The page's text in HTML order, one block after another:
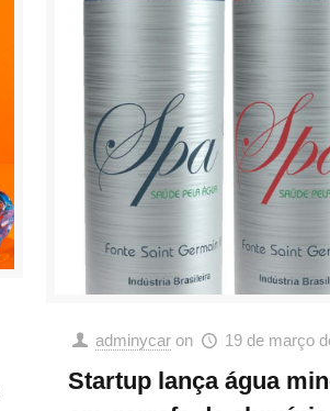
adminycar on 19 de março
Startup lança água